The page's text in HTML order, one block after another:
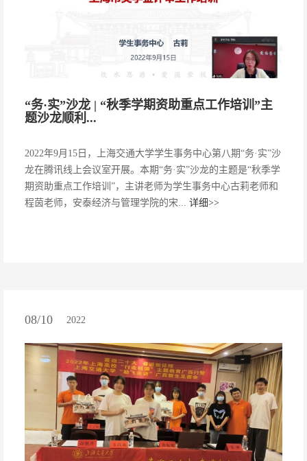
“务·实”沙龙 | “秋季学期资助重点工作培训”主
题沙龙顺利...
2022年9月15日，上海交通大学学生事务中心第八期“务·实”沙
龙在腾讯线上会议室开展。本期“务·实”沙龙的主题是“秋季学
期资助重点工作培训”，主讲老师为学生事务中心古莉老师和
程茵老师，安泰经济与管理学院的宋... 详细>>
08/10 2022